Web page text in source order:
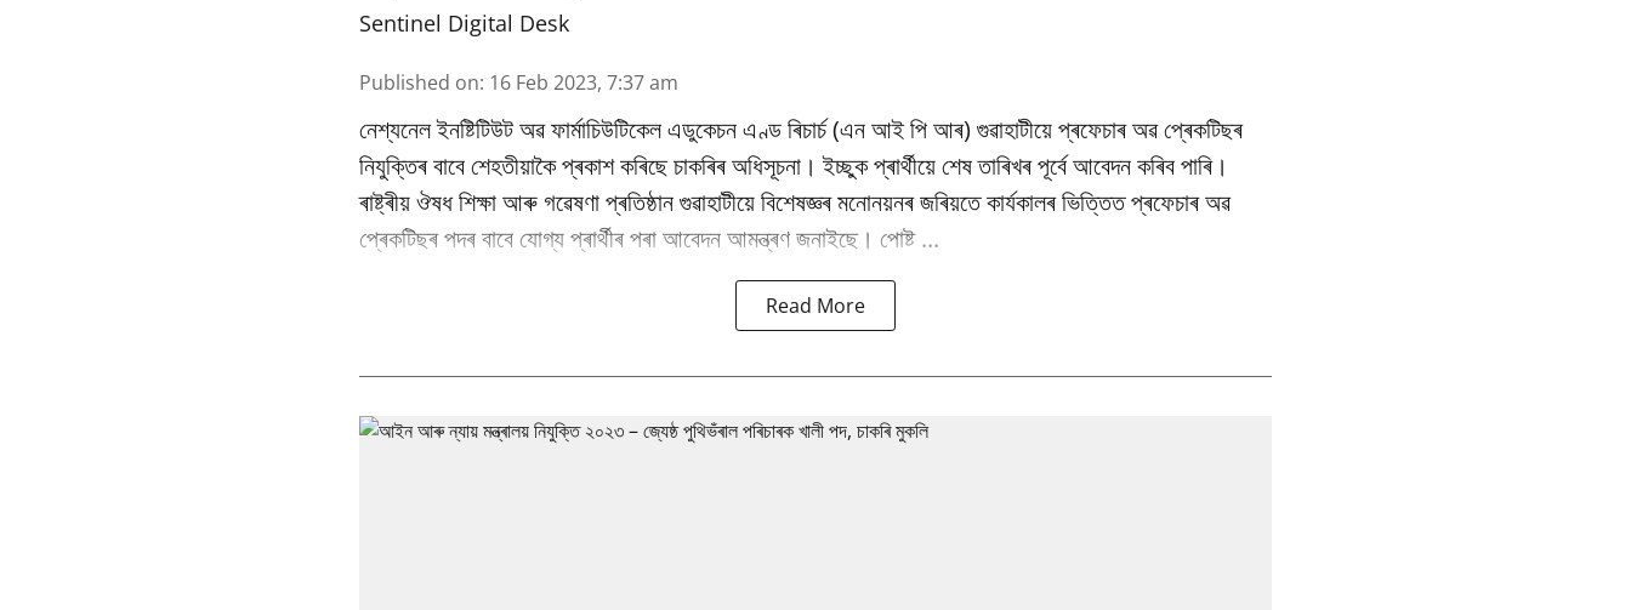
Sentinel Digital Desk
Published on: 16 Feb 2023, 7:37 am
নেশ্যনেল ইনষ্টিটিউট অৱ ফাৰ্মাচিউটিকেল এডুকেচন এণ্ড ৰিচাৰ্চ (এন আই পি আৰ) গুৱাহাটীয়ে প্ৰফেচাৰ অৱ প্ৰেকটিছৰ
নিযুক্তিৰ বাবে শেহতীয়াকৈ প্ৰকাশ কৰিছে চাকৰিৰ অধিসূচনা। ইচ্ছুক প্ৰাৰ্থীয়ে শেষ তাৰিখৰ পূৰ্বে আবেদন কৰিব পাৰি।
ৰাষ্ট্ৰীয় ঔষধ শিক্ষা আৰু গৱেষণা প্ৰতিষ্ঠান গুৱাহাটীয়ে বিশেষজ্ঞৰ মনোনয়নৰ জৰিয়তে কাৰ্যকালৰ ভিত্তিত প্ৰফেচাৰ অৱ
প্ৰেকটিছৰ পদৰ বাবে যোগ্য প্ৰাৰ্থীৰ পৰা আবেদন আমন্ত্ৰণ জনাইছে। পোষ্ট ...
Read More